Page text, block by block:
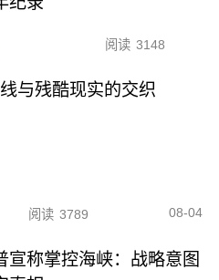
阅读 3148
与残酷现实的交织
阅读 3789 08-04
宣称掌控海峡：战略意图